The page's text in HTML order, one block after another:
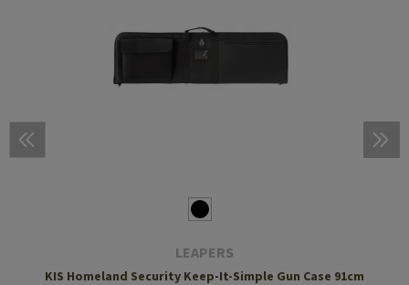
LEAPERS
KIS Homeland Security Keep-It-Simple Gun Case 91cm